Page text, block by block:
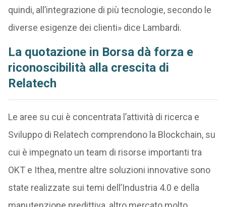
quindi, all’integrazione di più tecnologie, secondo le
diverse esigenze dei clienti» dice Lambardi.
La quotazione in Borsa dà forza e
riconoscibilità alla crescita di
Relatech
Le aree su cui è concentrata l’attività di ricerca e
Sviluppo di Relatech comprendono la Blockchain, su
cui è impegnato un team di risorse importanti tra
OKT e Ithea, mentre altre soluzioni innovative sono
state realizzate sui temi dell’Industria 4.0 e della